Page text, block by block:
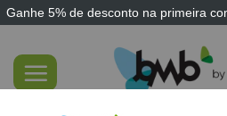
Ganhe 5% de desconto na primeira
content